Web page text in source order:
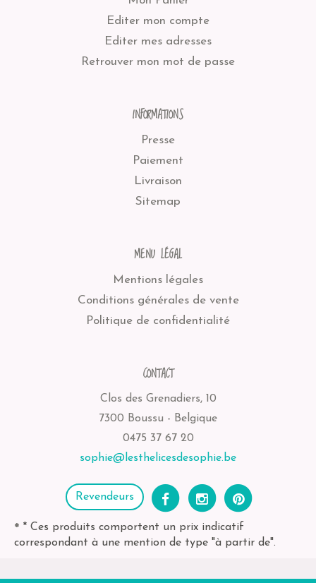
Editer mon compte
Editer mes adresses
Retrouver mon mot de passe
INFORMATIONS
Presse
Paiement
Livraison
Sitemap
MENU LÉGAL
Mentions légales
Conditions générales de vente
Politique de confidentialité
CONTACT
Clos des Grenadiers, 10
7300 Boussu - Belgique
0475 37 67 20
sophie@lesthelicesdesophie.be
Revendeurs
* * Ces produits comportent un prix indicatif
correspondant à une mention de type "à partir de".